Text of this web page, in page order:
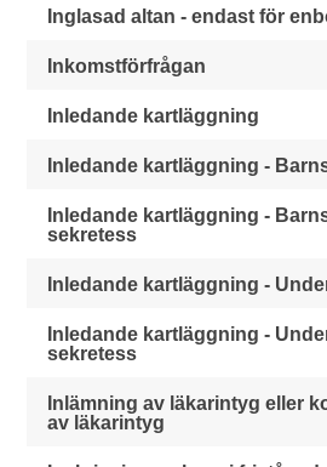
Inglasad altan - endast för
Inkomstförfrågan
Inledande kartläggning
Inledande kartläggning -
Inledande kartläggning -
sekretess
Inledande kartläggning -
Inledande kartläggning -
sekretess
Inlämning av läkarintyg eller
av läkarintyg